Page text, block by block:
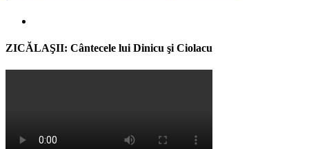
ZICĂLAŞII: Cântecele lui Dinicu şi Ciolacu